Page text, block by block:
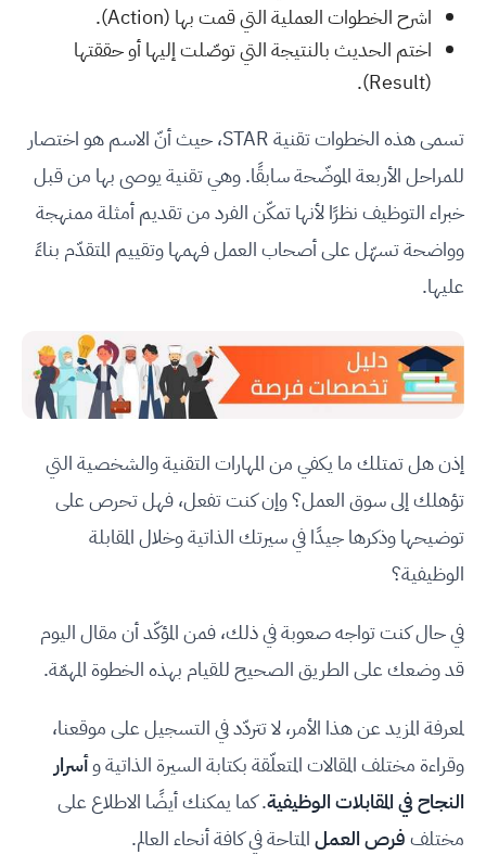
اشرح الخطوات العملية التي قمت بها (Action).
اختم الحديث بالنتيجة التي توصّلت إليها أو حققتها
(Result).
تسمى هذه الخطوات تقنية STAR، حيث أنّ الاسم هو اختصار
للمراحل الأربعة الموضّحة سابقًا. وهي تقنية يوصى بها من قبل
خبراء التوظيف نظرًا لأنها تمكّن الفرد من تقديم أمثلة ممنهجة
وواضحة تسهّل على أصحاب العمل فهمها وتقييم المتقدّم بناءً
عليها.
إذن هل تمتلك ما يكفي من المهارات التقنية والشخصية التي
تؤهلك إلى سوق العمل؟ وإن كنت تفعل، فهل تحرص على
توضيحها وذكرها جيدًا في سيرتك الذاتية وخلال المقابلة
الوظيفية؟
في حال كنت تواجه صعوبة في ذلك، فمن المؤكّد أن مقال اليوم
قد وضعك على الطريق الصحيح للقيام بهذه الخطوة المهمّة.
لمعرفة المزيد عن هذا الأمر، لا تتردّد في التسجيل على موقعنا،
وقراءة مختلف المقالات المتعلّقة بكتابة السيرة الذاتية وأسرار
النجاح في المقابلات الوظيفية. كما يمكنك أيضًا الاطلاع على
مختلففرص العملالمتاحة في كافة أنحاء العالم.